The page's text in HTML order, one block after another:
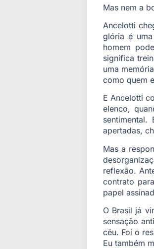
Mas nem a
Ancelotti
glória é
homem
significa
uma
como quem
E Ancelotti
elenco,
apertadas,
Mas a
reflexão.
contrato
papel
O Brasil já
sensação
céu. Foi o
Eu também